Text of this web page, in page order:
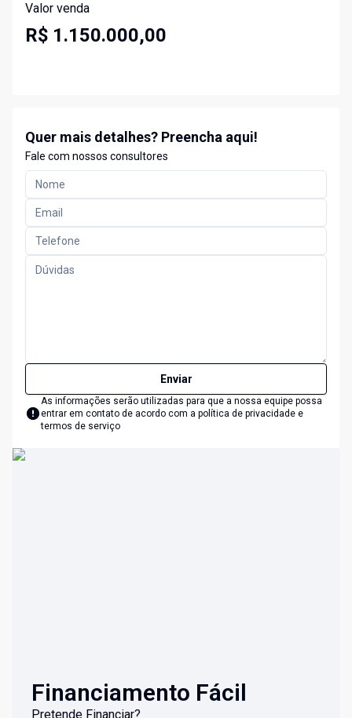
Valor venda
R$ 1.150.000,00
Quer mais detalhes? Preencha aqui!
Fale com nossos consultores
Enviar
As informações serão utilizadas para que a nossa equipe possa
entrar em contato de acordo com a política de privacidade e
termos de serviço
Financiamento Fácil
Pretende Financiar?